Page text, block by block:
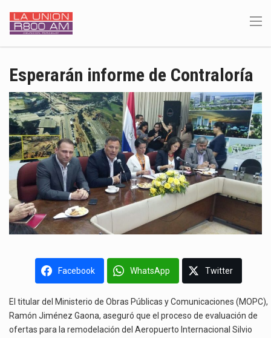
Esperarán informe de Contraloría
Facebook WhatsApp Twitter
El titular del Ministerio de Obras Públicas y Comunicaciones (MOPC),
Ramón Jiménez Gaona, aseguró que el proceso de evaluación de
ofertas para la remodelación del Aeropuerto Internacional Silvio